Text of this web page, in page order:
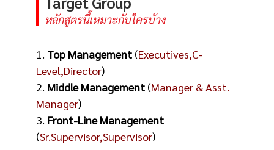
หลักสูตรนี้เหมาะกับใครบ้าง
1. Top Management (Executives,C-
Level,Director)
2. Middle Management (Manager & Asst.
Manager)
3. Front-Line Management
(Sr.Supervisor,Supervisor)